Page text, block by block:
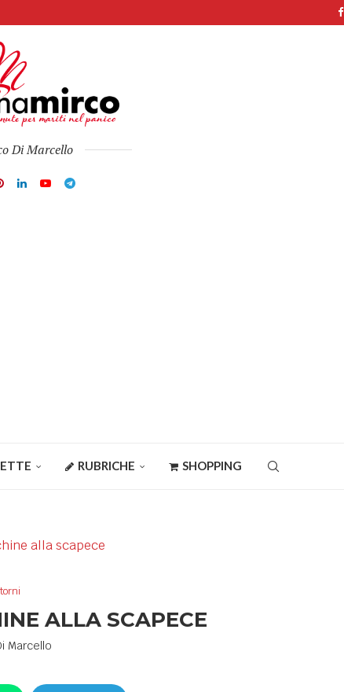
Di Marcello
RUBRICHE SHOPPING
ALLA SCAPECE
Marcello